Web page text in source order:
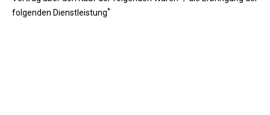
folgenden Dienstleistung*